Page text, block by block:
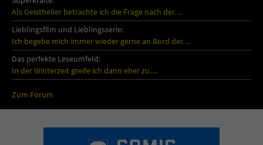
Als Geistheiler betrachte ich die Frage nach der…
Lieblingsfilm und Lieblingsserie:
Ich begebe mich immer wieder gerne an Bord der…
Das perfekte Leseumfeld:
In der Winterzeit greife ich dann eher zu…
Zum Forum